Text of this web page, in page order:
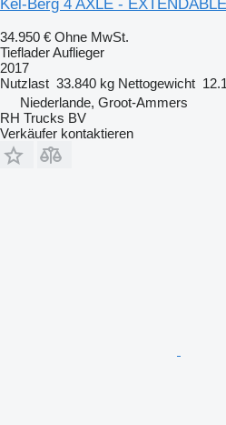
Kel-Berg 4 AXLE -
34.950 € Ohne MwSt.
Tieflader Auflieger
2017
Nutzlast 33.840 kg Nettogewicht
Niederlande, Groot-Ammers
RH Trucks BV
Verkäufer kontaktieren